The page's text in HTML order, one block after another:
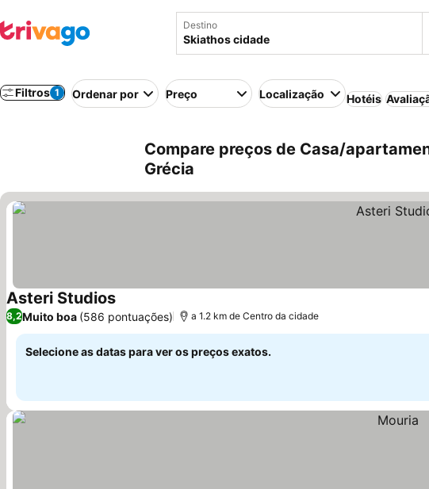
Destino
Filtros 1 Ordenar por Preço Localização Hotéis
Compare preços de Casa/
Grécia
Asteri Studios
8,2Muito boa (586 pontuações) a 1.2 km de Centro da cidade
Selecione as datas para ver os preços exatos.